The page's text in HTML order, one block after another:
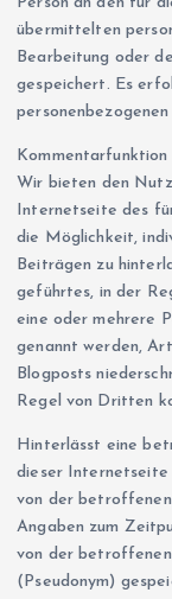
übermittelten
Bearbeitung oder
gespeichert. Es
Wir bieten den
Internetseite des
die Möglichkeit,
Beiträgen zu
geführtes, in der
eine oder mehrere
genannt werden,
Blogposts
Regel von Dritten
Hinterlässt eine
dieser Internetseite
von der betroffenen
Angaben zum
von der
(Pseudonym)